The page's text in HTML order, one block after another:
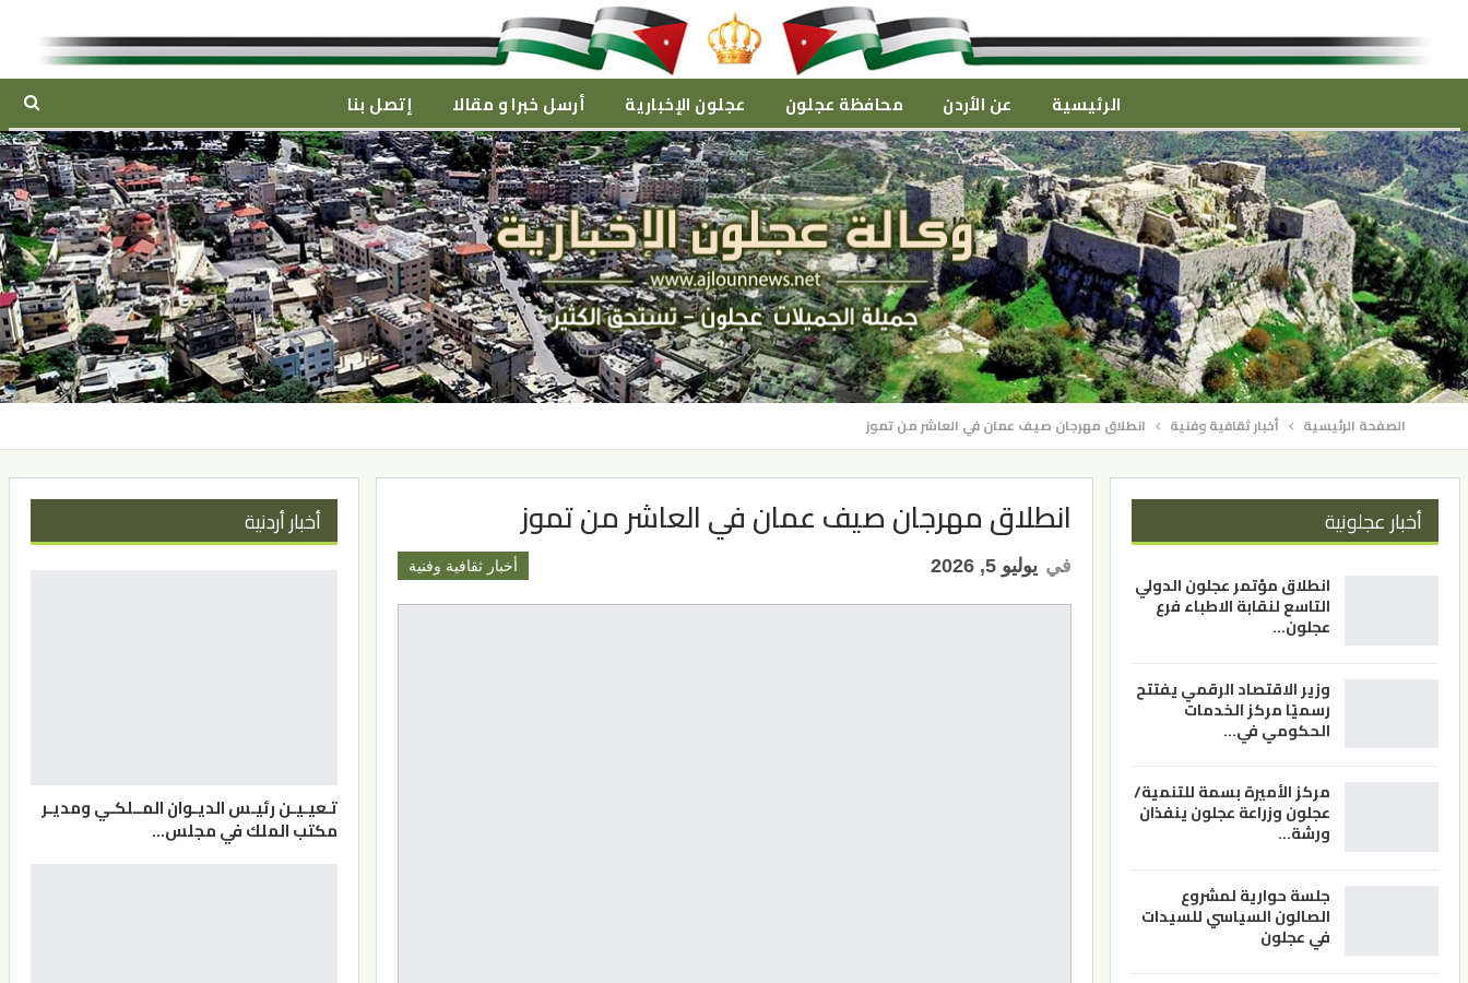
الرئيسية عن الأردن محافظة عجلون عجلون الإخبارية أرسل خبرا و مقالا إتصل بنا
الصفحة الرئيسية أخبار ثقافية وفنية انطلاق مهرجان صيف عمان في العاشر من تموز
انطلاق مهرجان صيف عمان في العاشر من تموز
أخبار ثقافية وفنية في يوليو 5, 2026
أخبار عجلونية
انطلاق مؤتمر عجلون الدولي
التاسع لنقابة الاطباء فرع
عجلون…
وزير الاقتصاد الرقمي يفتتح
رسميًا مركز الخدمات
الحكومي في…
مركز الأميرة بسمة للتنمية/
عجلون وزراعة عجلون ينفذان
ورشة…
جلسة حوارية لمشروع
الصالون السياسي للسيدات
في عجلون
أخبار أردنية
تـعيـيـن رئيـس الديـوان المــلكـي ومديـر
مكتب الملك في مجلس…